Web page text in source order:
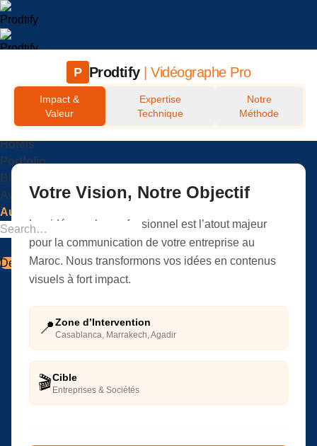
Passer
au
contenu
Accueil
Événements
Entreprises
Hôtels
Portfolio
Blog
Avis
Autres Services
Devis
P Prodtify | Vidéographe Pro
Impact &
Valeur
Expertise
Technique
Notre
Méthode
Votre Vision, Notre Objectif
Le vidéographe professionnel est l’atout majeur
pour la communication de votre entreprise au
Maroc. Nous transformons vos idées en contenus
visuels à fort impact.
📍Zone d’Intervention
Casablanca, Marrakech, Agadir
🎬Cible
Entreprises & Sociétés